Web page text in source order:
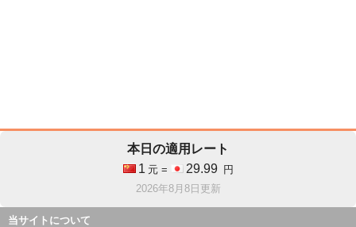
本日の適用レート
1 元 = 29.99
円
2026年8月8日更新
当サイトについて